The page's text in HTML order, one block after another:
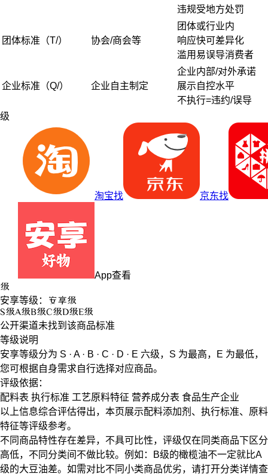
违规受地方处罚
团体标准（T/） 协会/商会等
团体或行业内
响应快可差异化
滥用易误导消费者
企业标准（Q/） 企业自主制定
企业内部/对外承诺
展示自控水平
不执行=违约/误导
级
淘宝找 京东找
App查看
级
安享等级： 安享级
S级A级B级C级D级E级
公开渠道未找到该商品标准
等级说明
安享等级分为 S · A · B · C · D · E 六级， S 为最高， E 为最低，
您可根据自身需求自行选择对应商品。
评级依据：
配料表 执行标准 工艺原料特征 营养成分表 食品生产企业
以上信息综合评估得出，本页展示配料添加剂 、 执行标准、 原料
特征等评级参考。
不同商品特性存在差异，不具可比性，评级仅在 同类商品下区分
高低，不同分类间不做比较。例如：B级的橄榄油不一定就比A
级的大豆油差。如需对比不同小类商品优劣，请打开分类详情查